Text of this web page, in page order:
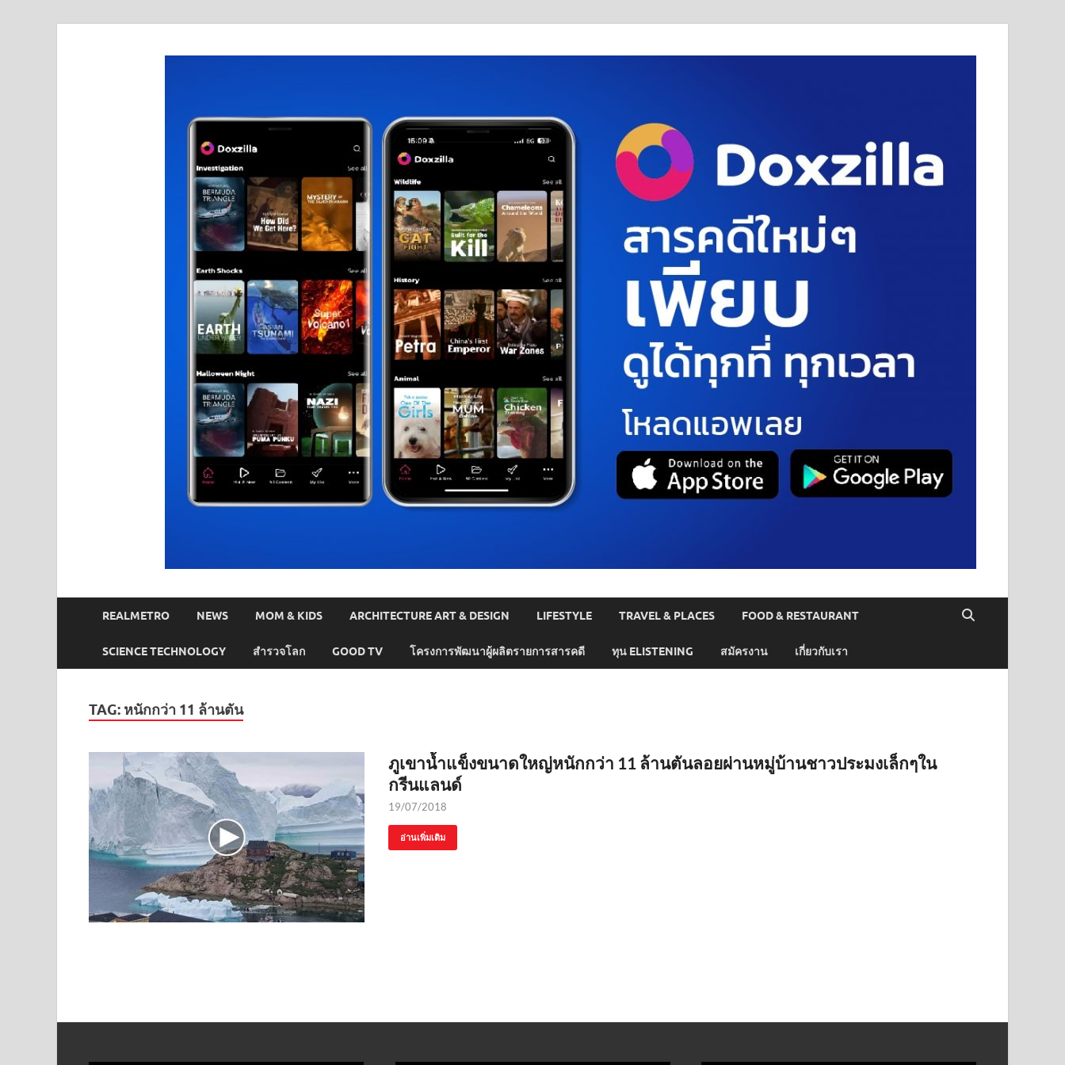
REALMETRO NEWS MOM & KIDS ARCHITECTURE ART & DESIGN LIFESTYLE TRAVEL & PLACES FOOD & RESTAURANT
SCIENCE TECHNOLOGY สำรวจโลก GOOD TV โครงการพัฒนาผู้ผลิตรายการสารคดี ทุน ELISTENING สมัครงาน เกี่ยวกับเรา
TAG: หนักกว่า 11 ล้านตัน
ภูเขาน้ำแข็งขนาดใหญ่หนักกว่า 11 ล้านตันลอยผ่านหมู่บ้านชาวประมงเล็กๆใน
กรีนแลนด์
19/07/2018
อ่านเพิ่มเติม